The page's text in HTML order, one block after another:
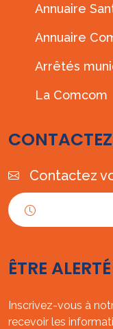
Annuaire
Annuaire
Arrêtés
La Comcom
Contactez
ÊTRE ALERTÉ
Inscrivez-vous à
recevoir les